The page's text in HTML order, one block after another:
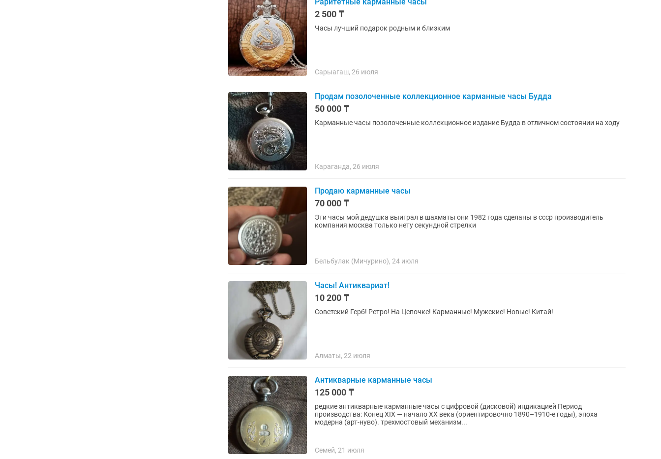
2 500 ₸
Часы лучший подарок родным и близким
Сарыагаш, 26 июля
Продам позолоченные коллекционное карманные часы Будда
50 000 ₸
Карманные часы позолоченные коллекционное издание Будда в отличном состоянии на ходу
Караганда, 26 июля
Продаю карманные часы
70 000 ₸
Эти часы мой дедушка выиграл в шахматы они 1982 года сделаны в ссср производитель
компания москва только нету секундной стрелки
Бельбулак (Мичурино), 24 июля
Часы! Антиквариат!
10 200 ₸
Советский Герб! Ретро! На Цепочке! Карманные! Мужские! Новые! Китай!
Алматы, 22 июля
Антикварные карманные часы
125 000 ₸
редкие антикварные карманные часы с цифровой (дисковой) индикацией Период
производства: Конец XIX — начало XX века (ориентировочно 1890–1910-е годы), эпоха
модерна (арт-нуво). трехмостовый механизм...
Семей, 21 июля